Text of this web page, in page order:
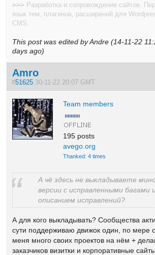
>>> Разработка и сопровождение сайтов.
язык тем, плагинов, расширений для
CMS.
This post was edited by Andre (14-11-22
days ago)
Amro
#51625 30-11-22 20:07 GMT
Team members
195 posts
avego.org
Thanked: 4 times
А чё здесь не выкладываете
версии с исправленными багами
описанием исправлений?
А для кого выкладывать? Сообщества
сути поддерживаю движок один, по мере
меня много своих проектов на нём +
заказчиков визитки и корпоративные